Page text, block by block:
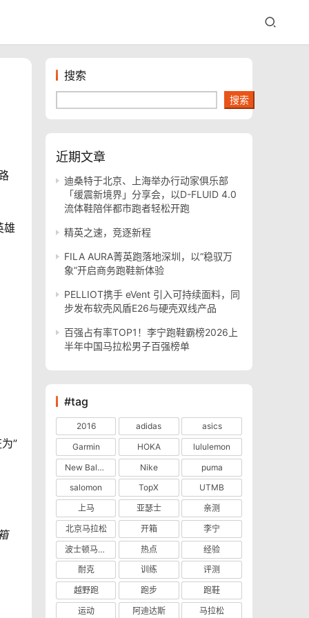
雄
”
搜索
搜索
近期文章
迪桑特于北京、上海举办行动家俱乐部
「缓震新境界」分享会，以D-FLUID 4.0
流体鞋陪伴都市跑者轻松开跑
精英之速，竞逐新程
FILA AURA菁英跑落地深圳，以“稳驭万
象”开启商务跑鞋新体验
PELLIOT携手 eVent 引入可持续面料，同
步发布软壳风盾E26与硬壳双线产品
百强占有率TOP1！李宁跑鞋霸榜2026上
半年中国马拉松男子百强榜单
#tag
2016 adidas
asics
Garmin
HOKA
lululemon
New Balance
Nike
puma
salomon
TopX
UTMB
上马
亚瑟士
亲测
北京马拉松
开箱
李宁
波士顿马拉松
热点
经验
耐克
训练
评测
越野跑
跑步
跑鞋
运动
阿迪达斯 马拉松